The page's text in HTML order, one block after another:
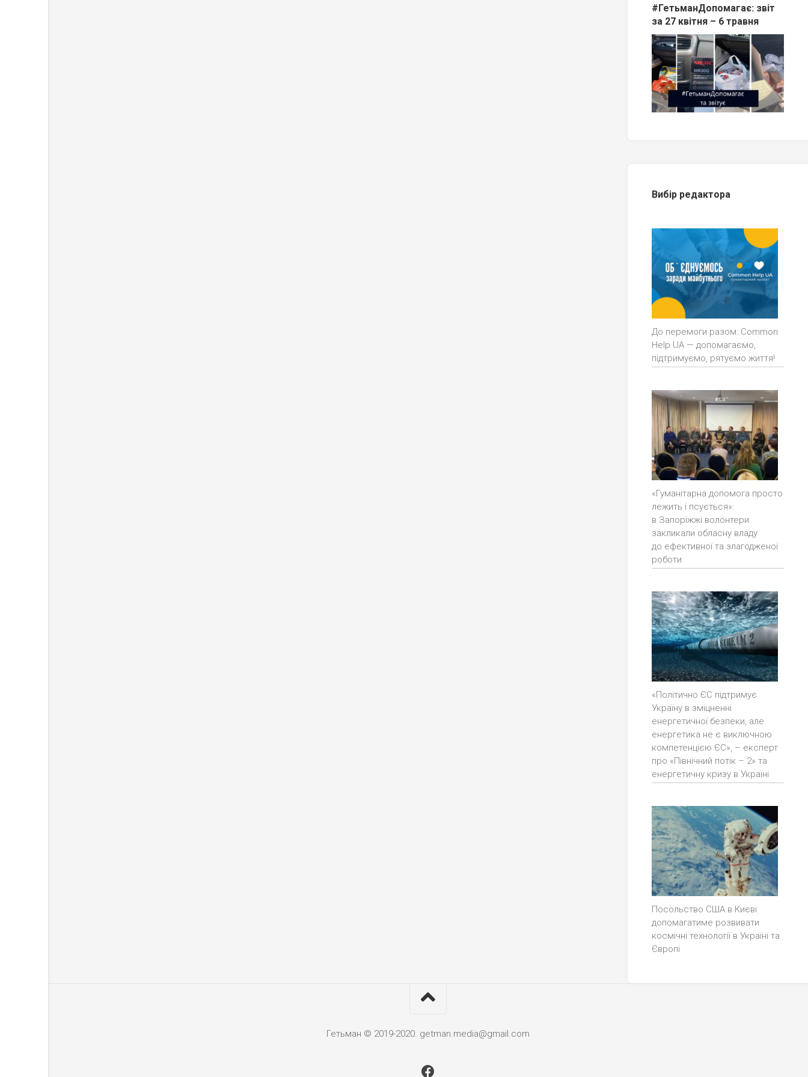
#ГетьманДопомагає: звіт
за 27 квітня – 6 травня
Вибір редактора
До перемоги разом: Common
Help UA — допомагаємо,
підтримуємо, рятуємо життя!
«Гуманітарна допомога просто
лежить і псується»:
в Запоріжжі волонтери
закликали обласну владу
до ефективної та злагодженої
роботи
«Політично ЄС підтримує
Україну в зміцненні
енергетичної безпеки, але
енергетика не є виключною
компетенцією ЄС», – експерт
про «Північний потік – 2» та
енергетичну кризу в Україні
Посольство США в Києві
допомагатиме розвивати
космічні технології в Україні та
Європі
Гетьман © 2019-2020. getman.media@gmail.com